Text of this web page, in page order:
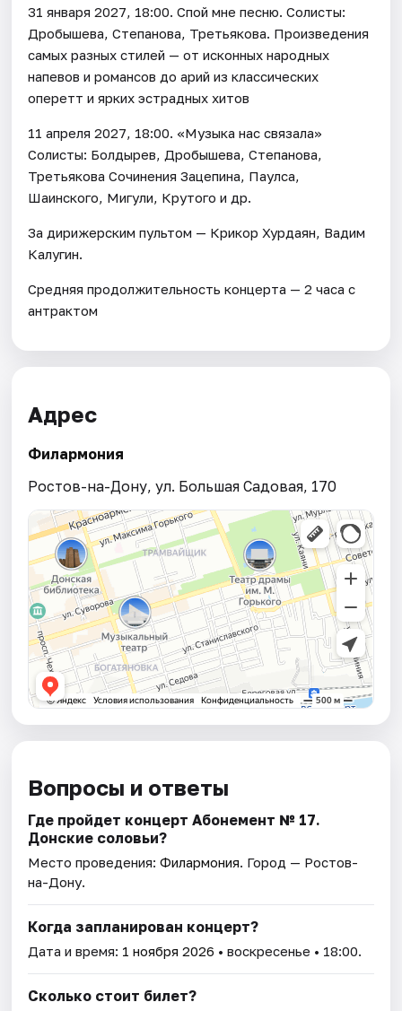
31 января 2027, 18:00. Спой мне песню. Солисты:
Дробышева, Степанова, Третьякова. Произведения
самых разных стилей — от исконных народных
напевов и романсов до арий из классических
оперетт и ярких эстрадных хитов
11 апреля 2027, 18:00. «Музыка нас связала»
Солисты: Болдырев, Дробышева, Степанова,
Третьякова Сочинения Зацепина, Паулса,
Шаинского, Мигули, Крутого и др.
За дирижерским пультом — Крикор Хурдаян, Вадим
Калугин.
Средняя продолжительность концерта — 2 часа с
антрактом
Адрес
Филармония
Ростов-на-Дону, ул. Большая Садовая, 170
Вопросы и ответы
Где пройдет концерт Абонемент № 17.
Донские соловьи?
Место проведения:Филармония. Город — Ростов-
на-Дону.
Когда запланирован концерт?
Дата и время: 1 ноября 2026 • воскресенье • 18:00.
Сколько стоит билет?